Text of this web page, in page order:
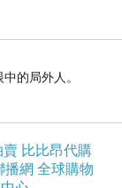
的局外人。
賣 比比昂代購
播網 全球購物